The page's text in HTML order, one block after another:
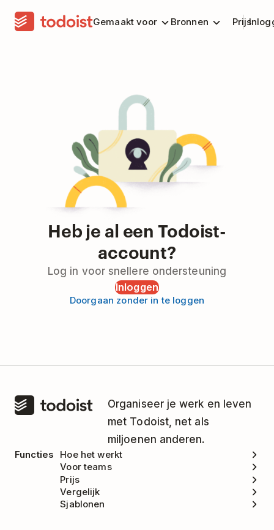
Gemaakt voor Bronnen Prijs
Heb je al een Todoist-
account?
Log in voor snellere ondersteuning
Inloggen
Doorgaan zonder in te loggen
Organiseer je werk en leven
met Todoist, net als
miljoenen anderen.
Functies
Hoe het werkt
Voor teams
Prijs
Vergelijk
Sjablonen